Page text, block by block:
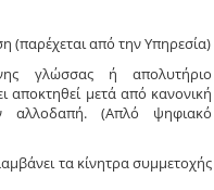
(παρέχεται από την Υπηρεσία)
γλώσσας ή απολυτήριο
αποκτηθεί μετά από κανονική
αλλοδαπή. (Απλό ψηφιακό
τα κίνητρα συμμετοχής